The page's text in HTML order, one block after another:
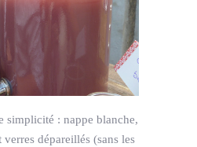
simplicité : nappe blanche,
dépareillés (sans les